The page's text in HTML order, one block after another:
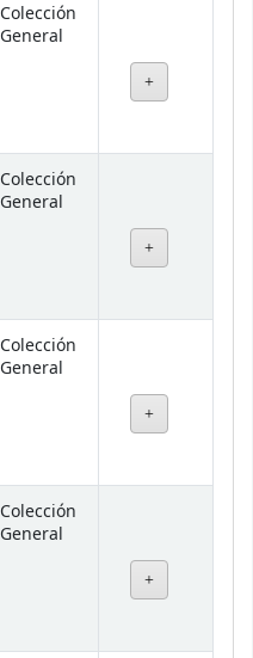
Colección
General
Colección
General
Colección
General
Colección
General